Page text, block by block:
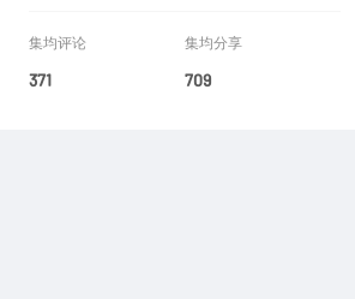
集均评论
371
集均分享
709